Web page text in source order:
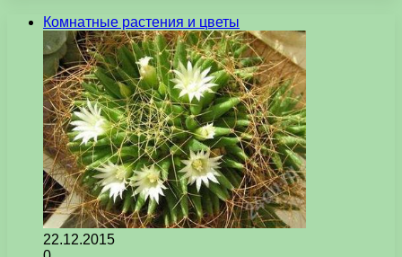
Комнатные растения и цветы
22.12.2015